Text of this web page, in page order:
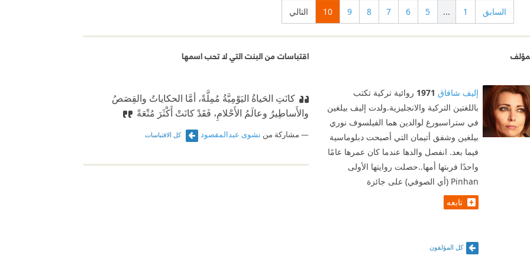
السابق 1
...
5
6
7
8
9
10 التالي
إليف شافاق 1971 روائية تركية تكتب
باللغتين التركية والانجليزية.ولدت إليف بيلغين
في ستراسبورغ لوالدين هما الفيلسوف نوري
بيلغين وشفق أتيمان التي أصبحت دبلوماسية
فيما بعد. انفصل والدها عندما كان عمرها عامًا
واحدًا فربتها أمها..حصلت روايتها الأولى
Pinhan (أي الصوفي) على جائزة
تابعه
كل المؤلفون
اقتباسات من البنت التي لا تحب اسمها
كانَتِ الحَياةُ اليَوْمِيَّةُ مُمِلَّةً، أمَّا الحكاياتُ والقِصَصُ
والأَساطِيرُ وعالَمُ الأَحْلامِ، فَقَدْ كانَتْ أَكْثَرَ مُتْعَةً
مشاركة من نشوى عبدالمقصود كل الاقتباسات